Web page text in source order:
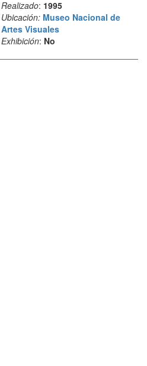
Realizado: 1995
Ubicación: Museo Nacional de
Artes Visuales
Exhibición: No